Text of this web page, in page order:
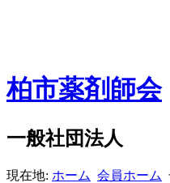
柏市薬剤師会
一般社団法人
現在地: ホーム 会員ホーム